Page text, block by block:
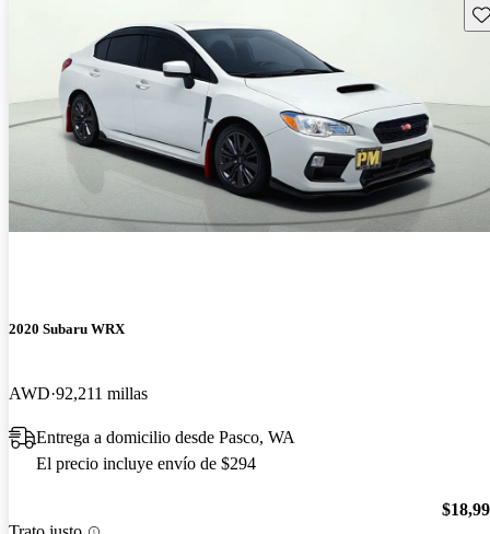
2020 Subaru WRX
AWD 92,211 millas
Entrega a domicilio desde Pasco, WA
El precio incluye envío de $294